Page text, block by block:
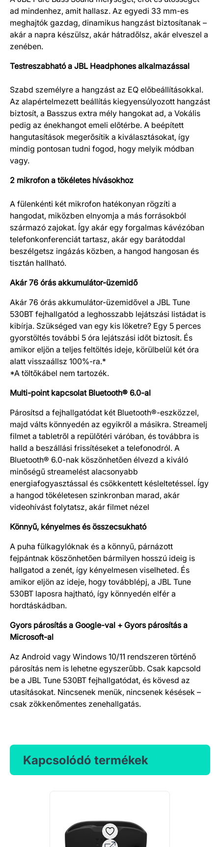
ad mindenhez, amit hallasz. Az egyedi 33 mm-es
meghajtók gazdag, dinamikus hangzást biztosítanak –
akár a napra készülsz, akár hátradőlsz, akár elveszel a
zenében.
Testreszabható a JBL Headphones alkalmazással
Szabd személyre a hangzást az EQ előbeállításokkal.
Az alapértelmezett beállítás kiegyensúlyozott hangzást
biztosít, a Basszus extra mély hangokat ad, a Vokális
pedig az énekhangot emeli előtérbe. A beépített
hangutasítások megerősítik a kiválasztásokat, így
mindig pontosan tudni fogod, hogy melyik módban
vagy.
2 mikrofon a tökéletes hívásokhoz
A fülenkénti két mikrofon hatékonyan rögzíti a
hangodat, miközben elnyomja a más forrásokból
származó zajokat. Így akár egy forgalmas kávézóban
telefonkonferenciát tartasz, akár egy barátoddal
beszélgetsz ingázás közben, a hangod hangosan és
tisztán hallható.
Akár 76 órás akkumulátor-üzemidő
Akár 76 órás akkumulátor-üzemidővel a JBL Tune
530BT fejhallgatód a leghosszabb lejátszási listádat is
kibírja. Szükséged van egy kis löketre? Egy 5 perces
gyorstöltés további 5 óra lejátszási időt biztosít. És
amikor eljön a teljes feltöltés ideje, körülbelül két óra
alatt visszaállsz 100%-ra.*
*A töltőkábel nem tartozék.
Multi-point kapcsolat Bluetooth® 6.0-al
Párosítsd a fejhallgatódat két Bluetooth®-eszközzel,
majd válts könnyedén az egyikről a másikra. Streamelj
filmet a tabletről a repülőtéri váróban, és továbbra is
halld a beszállási frissítéseket a telefonodról. A
Bluetooth® 6.0-nak köszönhetően élvezd a kiváló
minőségű streamelést alacsonyabb
energiafogyasztással és csökkentett késleltetéssel. Így
a hangod tökéletesen szinkronban marad, akár
videohívást folytatsz, akár filmet nézel
Könnyű, kényelmes és összecsukható
A puha fülkagylóknak és a könnyű, párnázott
fejpántnak köszönhetően bármilyen hosszú ideig is
hallgatod a zenét, így kényelmesen viselheted. És
amikor eljön az ideje, hogy továbblépj, a JBL Tune
530BT laposra hajtható, így könnyedén elfér a
hordtáskádban.
Gyors párosítás a Google-val + Gyors párosítás a
Microsoft-al
Az Android vagy Windows 10/11 rendszeren történő
párosítás nem is lehetne egyszerűbb. Csak kapcsold
be a JBL Tune 530BT fejhallgatódat, és kövesd az
utasításokat. Nincsenek menük, nincsenek késések –
csak zökkenőmentes zenehallgatás.
Kapcsolódó termékek